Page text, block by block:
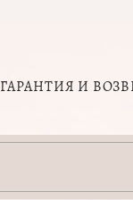
ГАРАНТИЯ И